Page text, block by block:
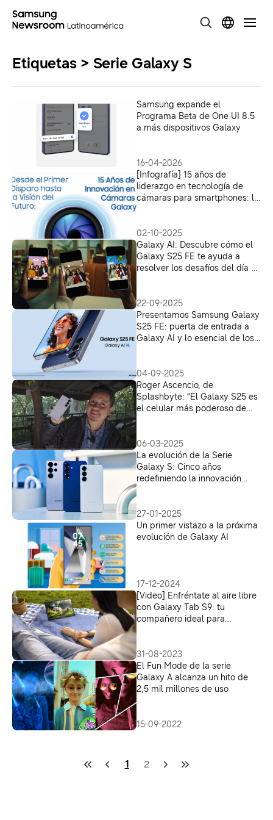
Etiquetas > Serie Galaxy S
Samsung expande el
Programa Beta de One UI 8.5
a más dispositivos Galaxy
16-04-2026
[Infografía] 15 años de
liderazgo en tecnología de
cámaras para smartphones: la
02-10-2025
Galaxy AI: Descubre cómo el
Galaxy S25 FE te ayuda a
resolver los desafíos del día a
22-09-2025
Presentamos Samsung Galaxy
S25 FE: puerta de entrada a
Galaxy AI y lo esencial de los
04-09-2025
Roger Ascencio, de
Splashbyte: “El Galaxy S25 es
el celular más poderoso de
06-03-2025
La evolución de la Serie
Galaxy S: Cinco años
redefiniendo la innovación
27-01-2025
Un primer vistazo a la próxima
evolución de Galaxy AI
17-12-2024
[Video] Enfréntate al aire libre
con Galaxy Tab S9: tu
compañero ideal para
31-08-2023
El Fun Mode de la serie
Galaxy A alcanza un hito de
2,5 mil millones de uso
15-09-2022
1 2